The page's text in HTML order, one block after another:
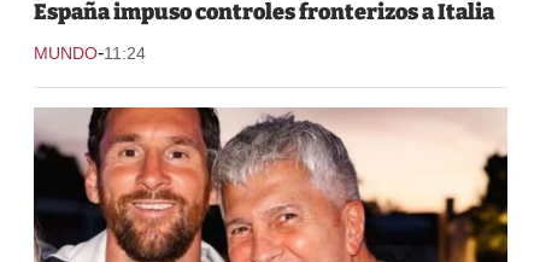
España impuso controles fronterizos a Italia
MUNDO-11:24